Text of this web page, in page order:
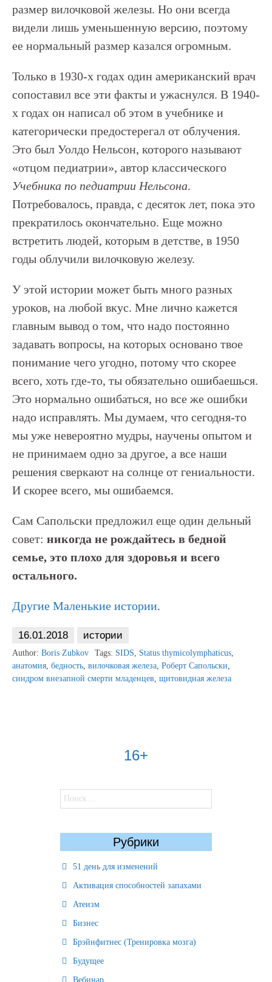
размер вилочковой железы. Но они всегда
видели лишь уменьшенную версию, поэтому
ее нормальный размер казался огромным.
Только в 1930-х годах один американский врач
сопоставил все эти факты и ужаснулся. В 1940-
х годах он написал об этом в учебнике и
категорически предостерегал от облучения.
Это был Уолдо Нельсон, которого называют
«отцом педиатрии», автор классического
Учебника по педиатрии Нельсона.
Потребовалось, правда, с десяток лет, пока это
прекратилось окончательно. Еще можно
встретить людей, которым в детстве, в 1950
годы облучили вилочковую железу.
У этой истории может быть много разных
уроков, на любой вкус. Мне лично кажется
главным вывод о том, что надо постоянно
задавать вопросы, на которых основано твое
понимание чего угодно, потому что скорее
всего, хоть где-то, ты обязательно ошибаешься.
Это нормально ошибаться, но все же ошибки
надо исправлять. Мы думаем, что сегодня-то
мы уже невероятно мудры, научены опытом и
не принимаем одно за другое, а все наши
решения сверкают на солнце от гениальности.
И скорее всего, мы ошибаемся.
Сам Сапольски предложил еще один дельный
совет: никогда не рождайтесь в бедной
семье, это плохо для здоровья и всего
остального.
Другие Маленькие истории.
16.01.2018 истории
Author: Boris Zubkov Tags: SIDS, Status thymicolymphaticus,
анатомия, бедность, вилочковая железа, Роберт Сапольски,
синдром внезапной смерти младенцев, щитовидная железа
16+
Найти:
Рубрики
51 день для изменений
Активация способностей запахами
Атеизм
Бизнес
Брэйнфитнес (Тренировка мозга)
Будущее
Вебинар